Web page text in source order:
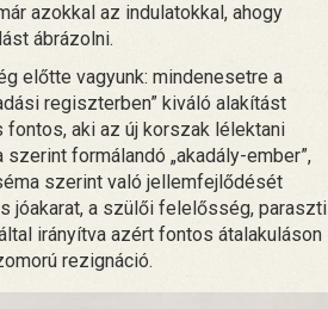
azokkal az indulatokkal, ahogy
ábrázolni.
előtte vagyunk: mindenesetre a
regiszterben” kiváló alakítást
aki az új korszak lélektani
formálandó „akadály-ember”,
szerint való jellemfejlődését
jóakarat, a szülői felelősség, paraszti
irányítva azért fontos átalakuláson
rezignáció.